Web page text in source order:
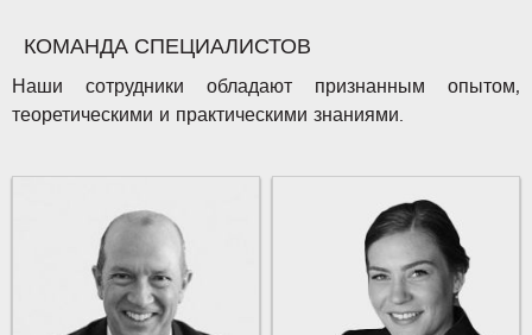
КОМАНДА СПЕЦИАЛИСТОВ
Наши сотрудники обладают признанным опытом,
теоретическими и практическими знаниями.